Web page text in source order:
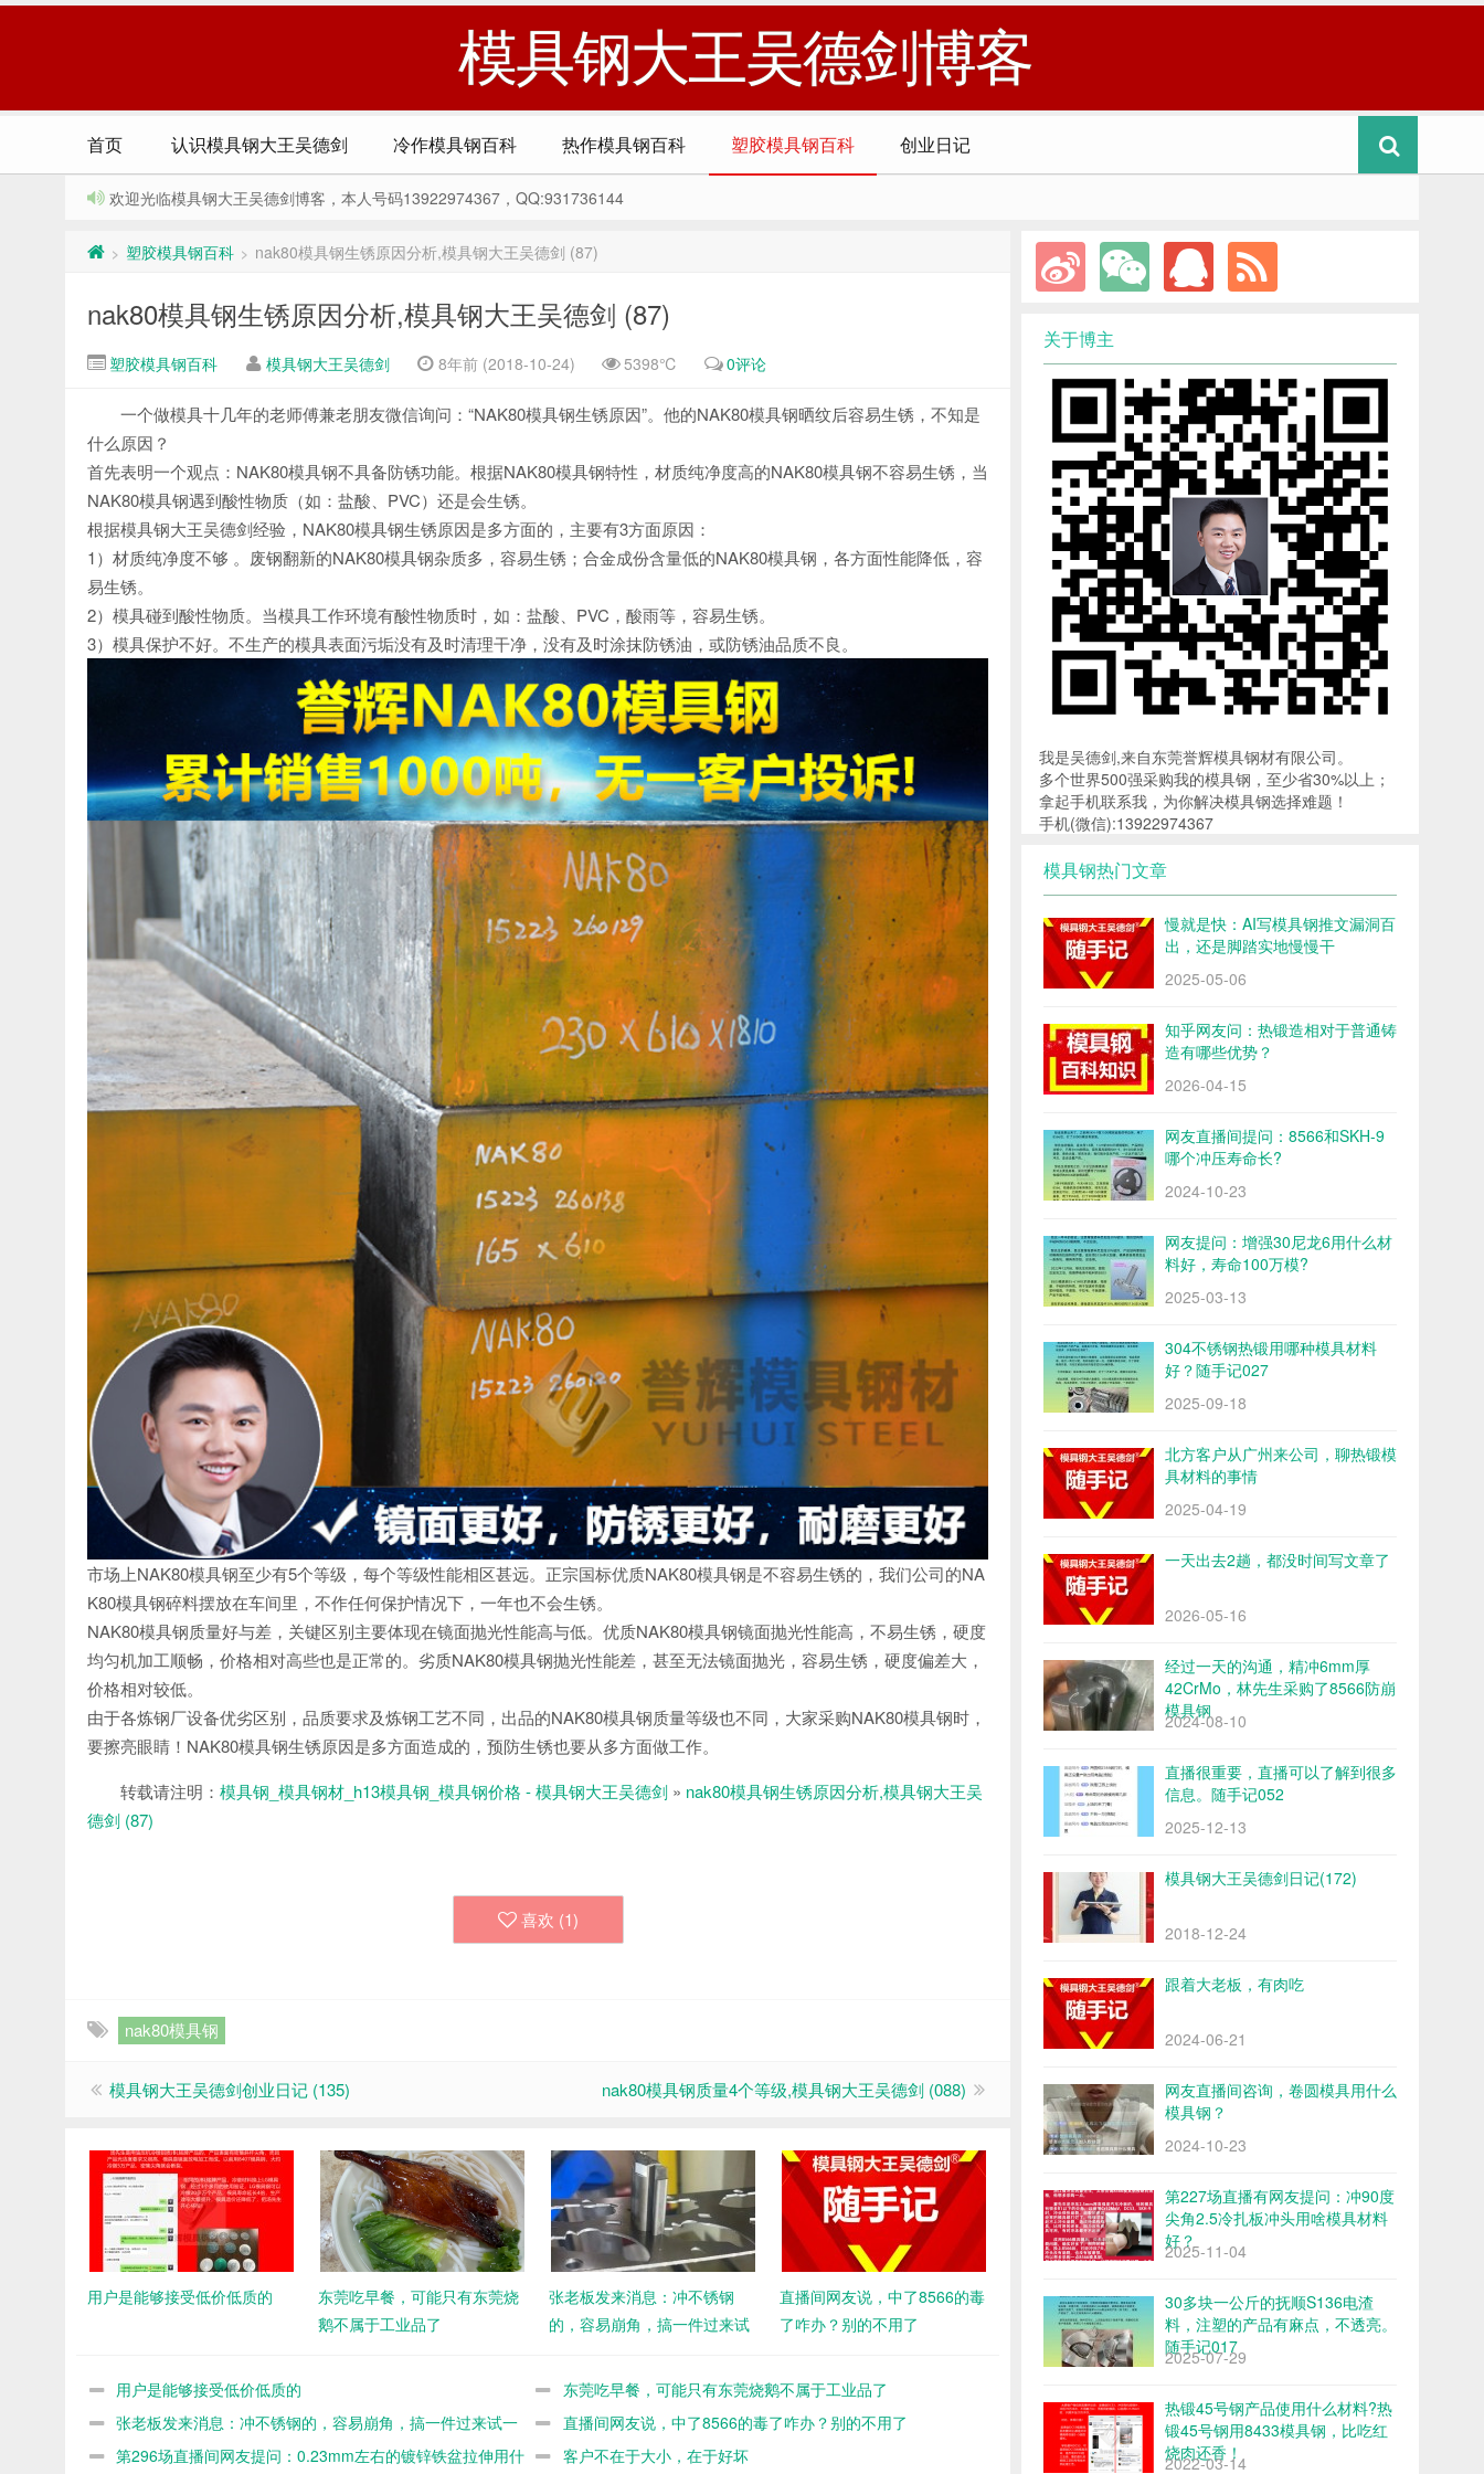
模具钢大王吴德剑博客
首页 认识模具钢大王吴德剑 冷作模具钢百科 热作模具钢百科 塑胶模具钢百科 创业日记
欢迎光临模具钢大王吴德剑博客，本人号码13922974367，QQ:931736144
> 塑胶模具钢百科 > nak80模具钢生锈原因分析,模具钢大王吴德剑 (87)
nak80模具钢生锈原因分析,模具钢大王吴德剑 (87)
塑胶模具钢百科 模具钢大王吴德剑 8年前 (2018-10-24) 5398℃ 0评论
一个做模具十几年的老师傅兼老朋友微信询问：“NAK80模具钢生锈原因”。他的NAK80模具钢晒纹后容易生锈，不知是
什么原因？
首先表明一个观点：NAK80模具钢不具备防锈功能。根据NAK80模具钢特性，材质纯净度高的NAK80模具钢不容易生锈，当
NAK80模具钢遇到酸性物质（如：盐酸、PVC）还是会生锈。
根据模具钢大王吴德剑经验，NAK80模具钢生锈原因是多方面的，主要有3方面原因：
1）材质纯净度不够 。废钢翻新的NAK80模具钢杂质多，容易生锈；合金成份含量低的NAK80模具钢，各方面性能降低，容
易生锈。
2）模具碰到酸性物质。当模具工作环境有酸性物质时，如：盐酸、PVC，酸雨等，容易生锈。
3）模具保护不好。不生产的模具表面污垢没有及时清理干净，没有及时涂抹防锈油，或防锈油品质不良。
市场上NAK80模具钢至少有5个等级，每个等级性能相区甚远。正宗国标优质NAK80模具钢是不容易生锈的，我们公司的NA
K80模具钢碎料摆放在车间里，不作任何保护情况下，一年也不会生锈。
NAK80模具钢质量好与差，关键区别主要体现在镜面抛光性能高与低。优质NAK80模具钢镜面抛光性能高，不易生锈，硬度
均匀机加工顺畅，价格相对高些也是正常的。劣质NAK80模具钢抛光性能差，甚至无法镜面抛光，容易生锈，硬度偏差大，
价格相对较低。
由于各炼钢厂设备优劣区别，品质要求及炼钢工艺不同，出品的NAK80模具钢质量等级也不同，大家采购NAK80模具钢时，
要擦亮眼睛！NAK80模具钢生锈原因是多方面造成的，预防生锈也要从多方面做工作。
转载请注明： 模具钢_模具钢材_h13模具钢_模具钢价格 - 模具钢大王吴德剑 » nak80模具钢生锈原因分析,模具钢大王吴
德剑 (87)
喜欢 (1)
nak80模具钢
模具钢大王吴德剑创业日记 (135) nak80模具钢质量4个等级,模具钢大王吴德剑 (088)
用户是能够接受低价低质的
东莞吃早餐，可能只有东莞烧
鹅不属于工业品了
张老板发来消息：冲不锈钢
的，容易崩角，搞一件过来试
直播间网友说，中了8566的毒
了咋办？别的不用了
用户是能够接受低价低质的
东莞吃早餐，可能只有东莞烧鹅不属于工业品了
张老板发来消息：冲不锈钢的，容易崩角，搞一件过来试一
下
直播间网友说，中了8566的毒了咋办？别的不用了
第296场直播间网友提问：0.23mm左右的镀锌铁盆拉伸用什
客户不在于大小，在于好坏
关于博主
我是吴德剑,来自东莞誉辉模具钢材有限公司。
多个世界500强采购我的模具钢，至少省30%以上；
拿起手机联系我，为你解决模具钢选择难题！
手机(微信):13922974367
模具钢热门文章
慢就是快：AI写模具钢推文漏洞百
出，还是脚踏实地慢慢干
2025-05-06
知乎网友问：热锻造相对于普通铸
造有哪些优势？
2026-04-15
网友直播间提问：8566和SKH-9
哪个冲压寿命长?
2024-10-23
网友提问：增强30尼龙6用什么材
料好，寿命100万模?
2025-03-13
304不锈钢热锻用哪种模具材料
好？随手记027
2025-09-18
北方客户从广州来公司，聊热锻模
具材料的事情
2025-04-19
一天出去2趟，都没时间写文章了
2026-05-16
经过一天的沟通，精冲6mm厚
42CrMo，林先生采购了8566防崩
模具钢
2024-08-10
直播很重要，直播可以了解到很多
信息。随手记052
2025-12-13
模具钢大王吴德剑日记(172)
2018-12-24
跟着大老板，有肉吃
2024-06-21
网友直播间咨询，卷圆模具用什么
模具钢？
2024-10-23
第227场直播有网友提问：冲90度
尖角2.5冷扎板冲头用啥模具材料
好？
2025-11-04
30多块一公斤的抚顺S136电渣
料，注塑的产品有麻点，不透亮。
随手记017
2025-07-29
热锻45号钢产品使用什么材料?热
锻45号钢用8433模具钢，比吃红
烧肉还香！
2022-03-14